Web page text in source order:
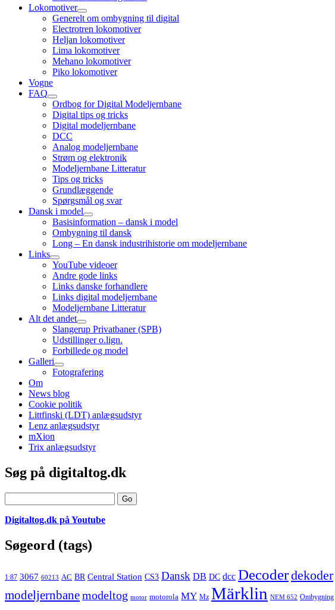
Lokomotiver
open
child
menu
Generelt om ombygning til digital
Electrotren lokomotiver
Heljan lokomotiver
Lima lokomotiver
Mehano lokomotiver
Piko lokomotiver
Vogne
FAQ
open
child
menu
Ordbog for Digital Modeljernbane
Digital tips og tricks
Digital modeljernbane
DCC
Analog modeljernbane
Strøm og elektronik
Modeljernbane Litteratur
Tips og tricks
Grundlæggende
Spørgsmål og svar
Dansk i model
open
child
menu
Basisinformation – dansk i model
Ombygning til dansk
Long – En dansk industrihistorie om modeljernbane
Links
open
child
menu
YouTube videoer
Andre gode links
Links danske forhandlere
Links digital modeljernbane
Modeljernbane Litteratur
Alt det andet
open
child
menu
Slangerup Privatbaner (SPB)
Udstillinger o.lign.
Forbillede og model
Galleri
open
child
Fotografering
Om
News blog
Cookie politik
Littfinski (LDT) anlægsudstyr
Lenz anlægsudstyr
mXion
Trix anlægsudstyr
Sidebar
Søg på digitaltog.dk
Digitaltog.dk på Youtube
Søgeord (tags)
1:87 3067 60213 AC BR Central Station CS3 Dansk DB DC dcc Decoderdekoder
modeljernbanemodeltog motor motorola MY Mz Märklin NEM 652 Ombygning